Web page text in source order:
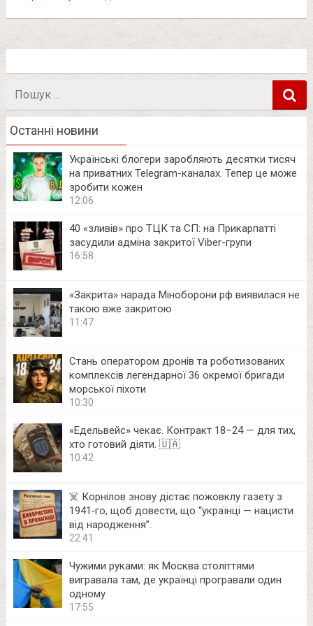
Пошук
Останні новини
Українські блогери заробляють десятки тисяч
на приватних Telegram-каналах. Тепер це може
зробити кожен
12:06
40 «зливів» про ТЦК та СП: на Прикарпатті
засудили адміна закритої Viber-групи
16:58
«Закрита» нарада Міноборони рф виявилася не
такою вже закритою
11:47
Стань оператором дронів та роботизованих
комплексів легендарної 36 окремої бригади
морської піхоти
10:30
«Едельвейс» чекає. Контракт 18–24 — для тих,
хто готовий діяти. 🇺🇦
10:42
☠️ Корнілов знову дістає пожовклу газету з
1941‑го, щоб довести, що “українці — нацисти
від народження”.
22:41
Чужими руками: як Москва століттями
вигравала там, де українці програвали один
одному
17:55